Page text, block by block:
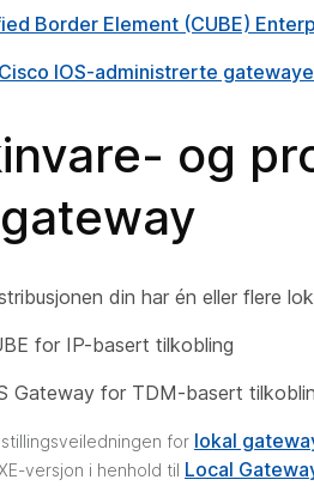
Border Element (CUBE)
IOS-administrerte
og
din har én eller flere
for IP-basert tilkobling
Gateway for TDM-basert
for lokal
versjon i henhold til Local